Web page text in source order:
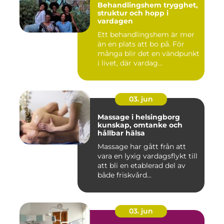
Behandlingshem trygghet,
struktur och hopp i
vardagen
Ett behandlingshem är mer
än en plats att bo på. För
många blir det en vändpunkt
i livet, där vardag...
03. jun
Massage i helsingborg
kunskap, omtanke och
hållbar hälsa
Massage har gått från att
vara en lyxig vardagsflykt till
att bli en etablerad del av
både friskvård...
03. jun